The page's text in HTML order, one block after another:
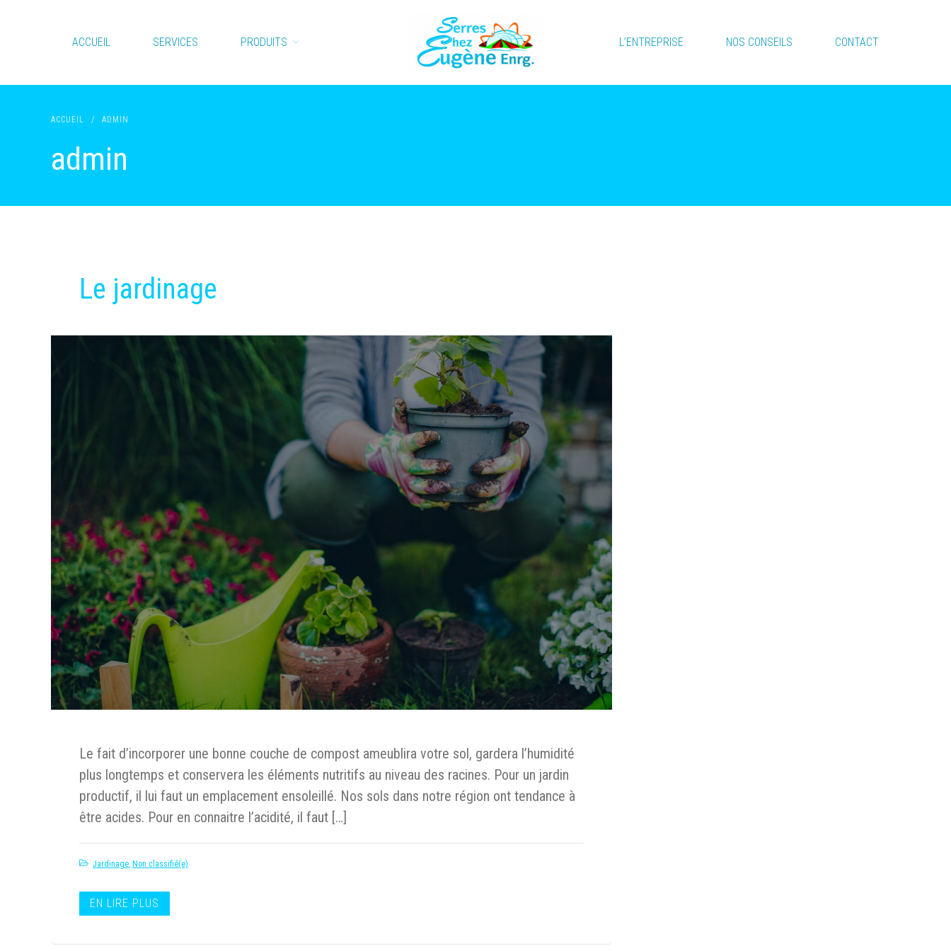
Services
ACCUEIL SERVICES PRODUITS L’ENTREPRISE NOS CONSEILS CONTACT
ACCUEIL / ADMIN
admin
Le jardinage
Le fait d’incorporer une bonne couche de compost ameublira votre sol, gardera l’humidité
plus longtemps et conservera les éléments nutritifs au niveau des racines. Pour un jardin
productif, il lui faut un emplacement ensoleillé. Nos sols dans notre région ont tendance à
être acides. Pour en connaitre l’acidité, il faut […]
Jardinage Non classifié(e)
EN LIRE PLUS